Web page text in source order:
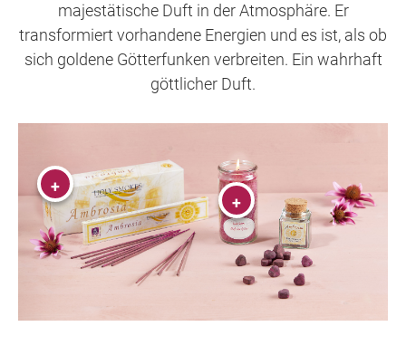
majestätische Duft in der Atmosphäre. Er
transformiert vorhandene Energien und es ist, als ob
sich goldene Götterfunken verbreiten. Ein wahrhaft
göttlicher Duft.
+
+